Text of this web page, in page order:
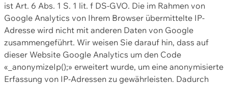
ist Art. 6 Abs. 1 S. 1 lit. f DS-GVO. Die im Rahmen von
Google Analytics von Ihrem Browser übermittelte IP-
Adresse wird nicht mit anderen Daten von Google
zusammengeführt. Wir weisen Sie darauf hin, dass auf
dieser Website Google Analytics um den Code
«_anonymizeIp();» erweitert wurde, um eine anonymisierte
Erfassung von IP-Adressen zu gewährleisten. Dadurch